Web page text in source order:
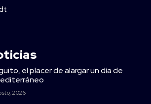
el placer de alargar un día de
2026